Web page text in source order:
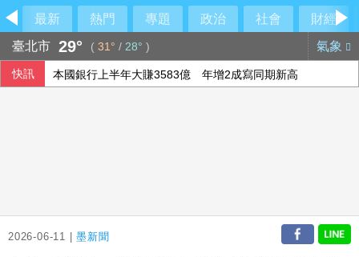
最新 熱門 專題 政治 社會
財經
臺北市 29° ( 31° / 28° ) 氣象
快訊 本國銀行上半年大賺3583億 年增2成寫同期新高
2026-06-11 |墨新聞